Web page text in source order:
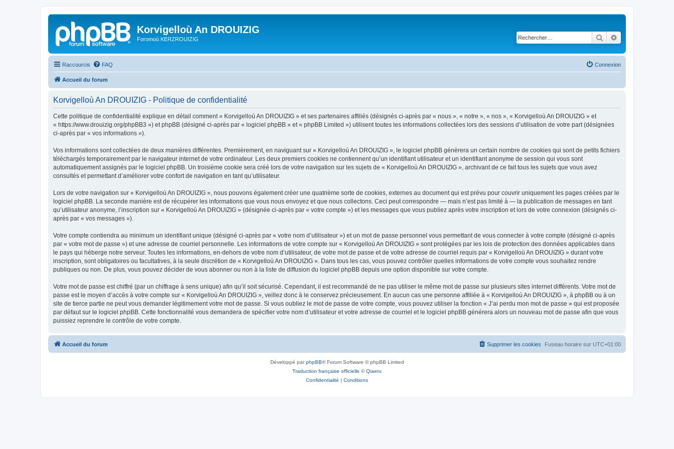
Korvigelloù An DROUIZIG
Foromoù KERZROUIZIG Rechercher
Raccourcis FAQ Connexion
Accueil du forum
Korvigelloù An DROUIZIG - Politique de confidentialité
Cette politique de confidentialité explique en détail comment « Korvigelloù An DROUIZIG » et ses partenaires affiliés (désignés ci-après par « nous », « notre », « nos », « Korvigelloù An DROUIZIG » et
« https://www.drouizig.org/phpBB3 ») et phpBB (désigné ci-après par « logiciel phpBB » et « phpBB Limited ») utilisent toutes les informations collectées lors des sessions d’utilisation de votre part (désignées
ci-après par « vos informations »).
Vos informations sont collectées de deux manières différentes. Premièrement, en naviguant sur « Korvigelloù An DROUIZIG », le logiciel phpBB génèrera un certain nombre de cookies qui sont de petits fichiers
téléchargés temporairement par le navigateur internet de votre ordinateur. Les deux premiers cookies ne contiennent qu’un identifiant utilisateur et un identifiant anonyme de session qui vous sont
automatiquement assignés par le logiciel phpBB. Un troisième cookie sera créé lors de votre navigation sur les sujets de « Korvigelloù An DROUIZIG », archivant de ce fait tous les sujets que vous avez
consultés et permettant d’améliorer votre confort de navigation en tant qu’utilisateur.
Lors de votre navigation sur « Korvigelloù An DROUIZIG », nous pouvons également créer une quatrième sorte de cookies, externes au document qui est prévu pour couvrir uniquement les pages créées par le
logiciel phpBB. La seconde manière est de récupérer les informations que vous nous envoyez et que nous collectons. Ceci peut correspondre — mais n’est pas limité à — la publication de messages en tant
qu’utilisateur anonyme, l’inscription sur « Korvigelloù An DROUIZIG » (désignée ci-après par « votre compte ») et les messages que vous publiez après votre inscription et lors de votre connexion (désignés ci-
après par « vos messages »).
Votre compte contiendra au minimum un identifiant unique (désigné ci-après par « votre nom d’utilisateur ») et un mot de passe personnel vous permettant de vous connecter à votre compte (désigné ci-après
par « votre mot de passe ») et une adresse de courriel personnelle. Les informations de votre compte sur « Korvigelloù An DROUIZIG » sont protégées par les lois de protection des données applicables dans
le pays qui héberge notre serveur. Toutes les informations, en-dehors de votre nom d’utilisateur, de votre mot de passe et de votre adresse de courriel requis par « Korvigelloù An DROUIZIG » durant votre
inscription, sont obligatoires ou facultatives, à la seule discrétion de « Korvigelloù An DROUIZIG ». Dans tous les cas, vous pouvez contrôler quelles informations de votre compte vous souhaitez rendre
publiques ou non. De plus, vous pouvez décider de vous abonner ou non à la liste de diffusion du logiciel phpBB depuis une option disponible sur votre compte.
Votre mot de passe est chiffré (par un chiffrage à sens unique) afin qu’il soit sécurisé. Cependant, il est recommandé de ne pas utiliser le même mot de passe sur plusieurs sites internet différents. Votre mot de
passe est le moyen d’accès à votre compte sur « Korvigelloù An DROUIZIG », veillez donc à le conservez précieusement. En aucun cas une personne affiliée à « Korvigelloù An DROUIZIG », à phpBB ou à un
site de tierce partie ne peut vous demander légitimement votre mot de passe. Si vous oubliez le mot de passe de votre compte, vous pouvez utiliser la fonction « J’ai perdu mon mot de passe » qui est proposée
par défaut sur le logiciel phpBB. Cette fonctionnalité vous demandera de spécifier votre nom d’utilisateur et votre adresse de courriel et le logiciel phpBB générera alors un nouveau mot de passe afin que vous
puissiez reprendre le contrôle de votre compte.
Accueil du forum Fuseau horaire sur UTC+01:00
Supprimer les cookies
Développé parphpBB® Forum Software © phpBB Limited
Traduction française officielle ©Qiaeru
Confidentialité | Conditions